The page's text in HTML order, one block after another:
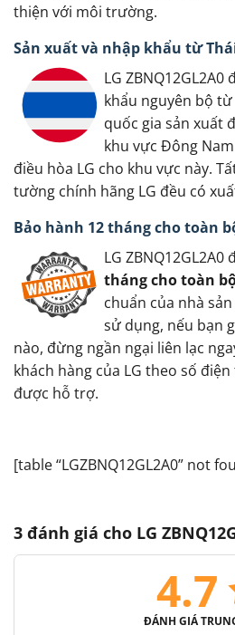
thiện với môi trường.
Sản xuất và nhập khẩu từ
LG
khẩu nguyên bộ từ
quốc gia sản xuất
khu vực Đông
điều hòa LG cho khu vực này.
tường chính hãng LG đều có
Bảo hành 12 tháng cho toàn
LG ZBNQ12GL2A0
tháng cho toàn
chuẩn của nhà
sử dụng, nếu bạn
nào, đừng ngần ngại liên lạc
khách hàng của LG theo số
được hỗ trợ.
[table “LGZBNQ12GL2A0” not
3 đánh giá cho LG
4.7
ĐÁNH GIÁ